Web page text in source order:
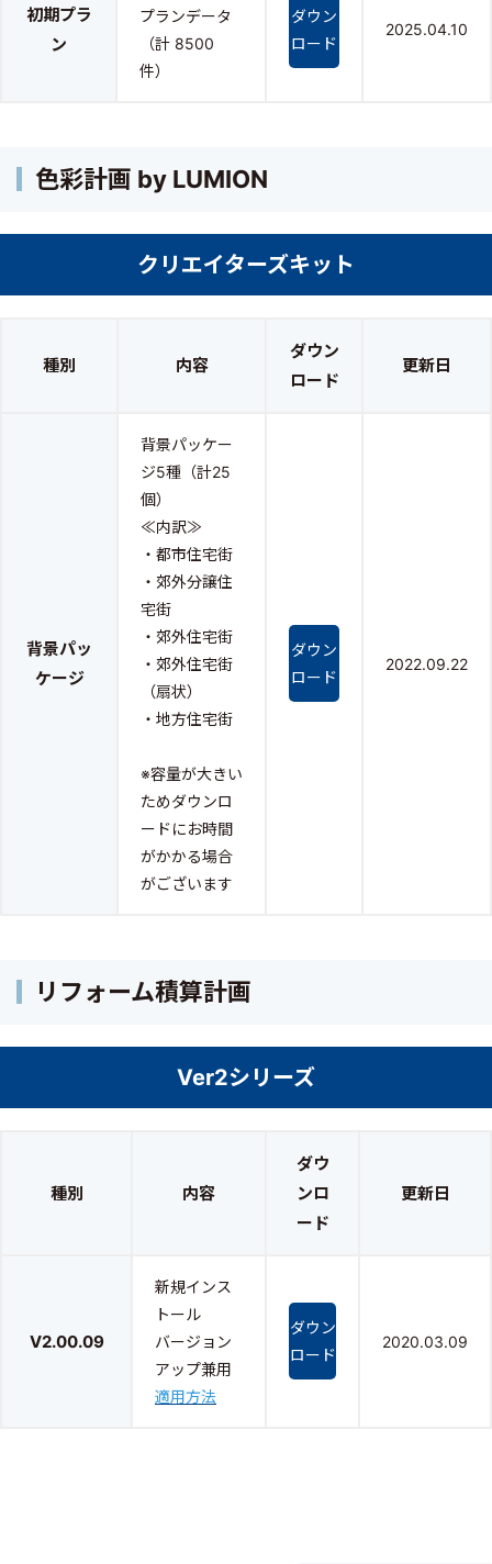
初期プラ
ン
プランデータ
（計 8500
件）
ダウン
ロード
2025.04.10
色彩計画 by LUMION
クリエイターズキット
種別 内容
ダウン
ロード
更新日
背景パッ
ケージ
背景パッケー
ジ5種（計25
個）
≪内訳≫
・都市住宅街
・郊外分譲住
宅街
・郊外住宅街
・郊外住宅街
（扇状）
・地方住宅街
※容量が大きい
ためダウンロ
ードにお時間
がかかる場合
がございます
ダウン
ロード
2022.09.22
リフォーム積算計画
Ver2シリーズ
種別 内容
ダウ
ンロ
ード
更新日
V2.00.09
新規インス
トール
バージョン
アップ兼用
適用方法
ダウン
ロード
2020.03.09